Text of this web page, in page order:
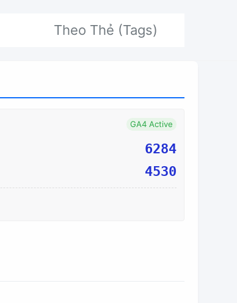
Theo Thẻ (Tags)
GA4 Active
6284
4530